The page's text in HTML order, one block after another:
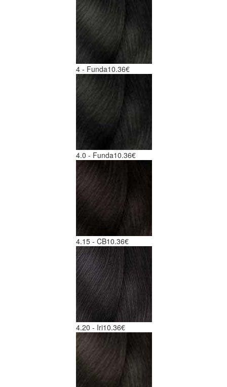
4 - Funda10.36€
4.0 - Funda10.36€
4.15 - CB10.36€
4.20 - Iri10.36€